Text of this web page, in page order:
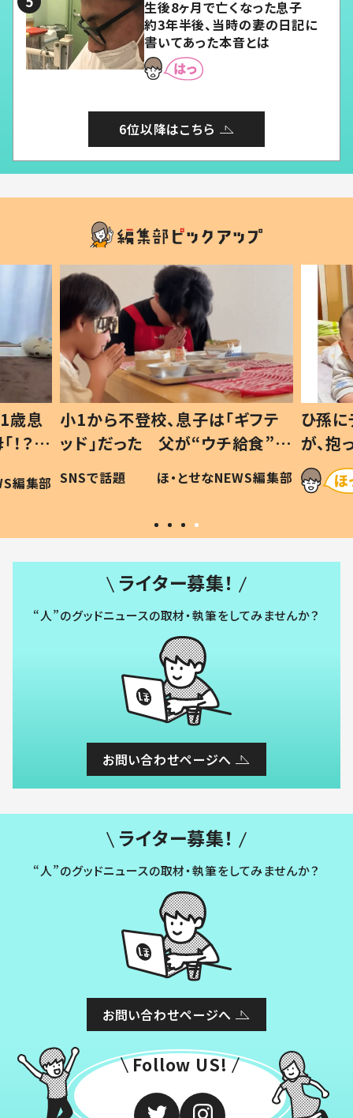
生後8ヶ月で亡くなった息子
約3年半後、当時の妻の日記に
書いてあった本音とは
6位以降はこちら
歳息
？」
編集部
小1から不登校、息子は「ギフテ
ッド」だった 父が“ウチ給食”を
作り続ける理由とは #令和の親
#令和の子
SNSで話題 ほ・とせなNEWS編集部
ひ孫
が、
「涙が
い」
ライター募集！
“人”のグッドニュースの取材・執筆をしてみませんか？
お問い合わせページへ
ライター募集！
“人”のグッドニュースの取材・執筆をしてみませんか？
お問い合わせページへ
Follow US!